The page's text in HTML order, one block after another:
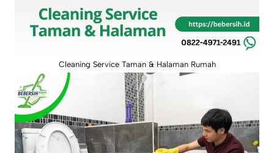
Cleaning Service Taman & Halaman Rumah